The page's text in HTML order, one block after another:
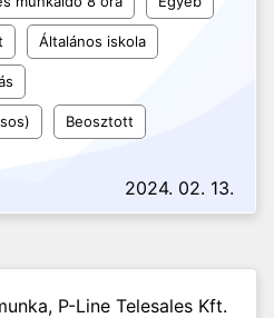
Általános iskola
Beosztott
2024. 02. 13.
P-Line Telesales Kft.